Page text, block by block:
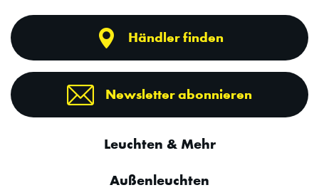
Leuchten & Mehr
Außenleuchten
Händler finden
Newsletter abonnieren